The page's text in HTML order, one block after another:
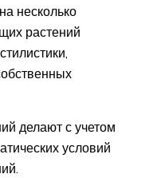
несколько
растений
делают с учетом
условий